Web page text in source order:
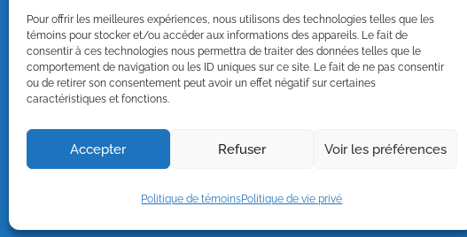
Pour offrir les meilleures expériences, nous utilisons des technologies telles que les
témoins pour stocker et/ou accéder aux informations des appareils. Le fait de
consentir à ces technologies nous permettra de traiter des données telles que le
comportement de navigation ou les ID uniques sur ce site. Le fait de ne pas consentir
ou de retirer son consentement peut avoir un effet négatif sur certaines
caractéristiques et fonctions.
Accepter Refuser Voir les préférences
Politique de témoinsPolitique de vie privé
Photos/vidéo
Nous joindre
Camping
Groupes
Copyright © 2022 Conçu et propulsé par